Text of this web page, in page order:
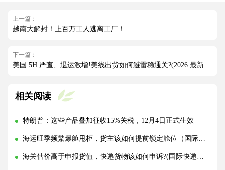
上一篇：
越南大解封！上百万工人逃离工厂！
下一篇：
相关阅读
特朗普：这些产品叠加征收15%关税，12月4日正式生效
海运旺季频繁爆舱甩柜，货主该如何提前锁定舱位（国际海运干货知识分享）
海关估价高于申报货值，快递货物该如何申诉?(国际快递干货知识分享)